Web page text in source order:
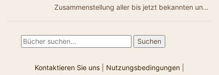
Zusammenstellung aller bis jetzt bekannten und
Kontaktieren Sie uns Nutzungsbedingungen